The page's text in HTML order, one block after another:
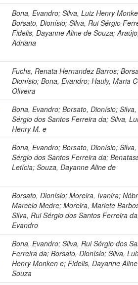
Bona, Evandro; Silva, Luiz Henry
Borsato, Dionísio; Silva, Rui Sérgio
Fidelis, Dayanne Aline de Souza;
Adriana
Fuchs, Renata Hernandez Barros;
Dionísio; Bona, Evandro; Hauly, Maria
Oliveira
Bona, Evandro; Borsato, Dionísio;
Sérgio dos Santos Ferreira da; Silva,
Henry M. e
Bona, Evandro; Borsato, Dionísio;
Sérgio dos Santos Ferreira da;
Letícia; Souza, Dayanne Aline de
Borsato, Dionísio; Moreira, Ivanira;
Marcelo Medre; Moreira, Mariete
Silva, Rui Sérgio dos Santos Ferreira
Evandro
Bona, Evandro; Silva, Rui Sérgio dos
Ferreira da; Borsato, Dionísio; Silva,
Henry Monken e; Fidelis, Dayanne
Souza